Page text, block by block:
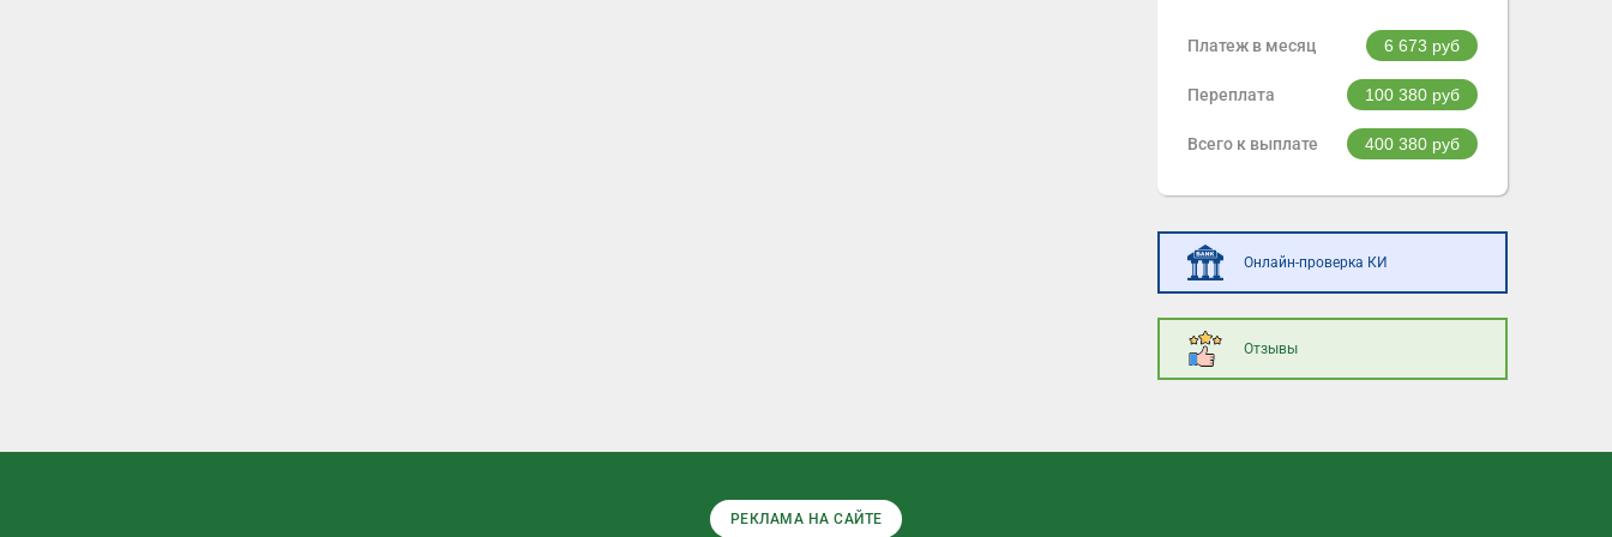
Платеж в месяц 6 673 руб
Переплата 100 380 руб
Всего к выплате 400 380 руб
Онлайн-проверка КИ
Отзывы
РЕКЛАМА НА САЙТЕ